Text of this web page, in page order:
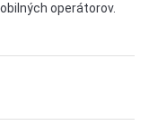
operátorov.